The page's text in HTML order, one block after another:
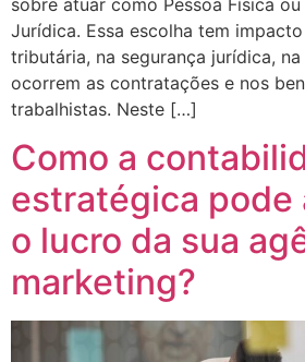
Jurídica. Essa escolha tem
tributária, na segurança jurídica,
ocorrem as contratações e nos
trabalhistas. Neste […]
Como a
estratégica pode
o lucro da sua
marketing?